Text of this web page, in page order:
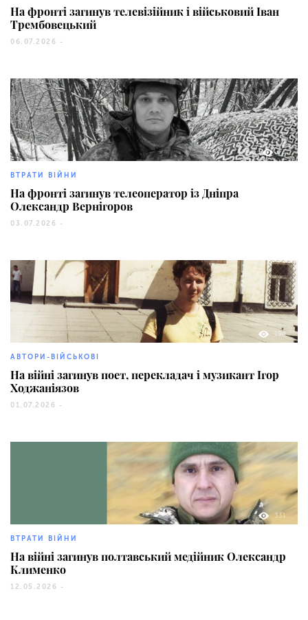
На фронті загинув телевізійник і військовий Іван
Трембовецький
06.07.2026 -
73
ВТРАТИ ВІЙНИ
На фронті загинув телеоператор із Дніпра
Олександр Вернігоров
03.07.2026 -
194
АВТОРИ-ВІЙСЬКОВІ
На війні загинув поет, перекладач і музикант Ігор
Ходжаніязов
01.07.2026 -
331
ВТРАТИ ВІЙНИ
На війні загинув полтавський медійник Олександр
Клименко
12.05.2026 -